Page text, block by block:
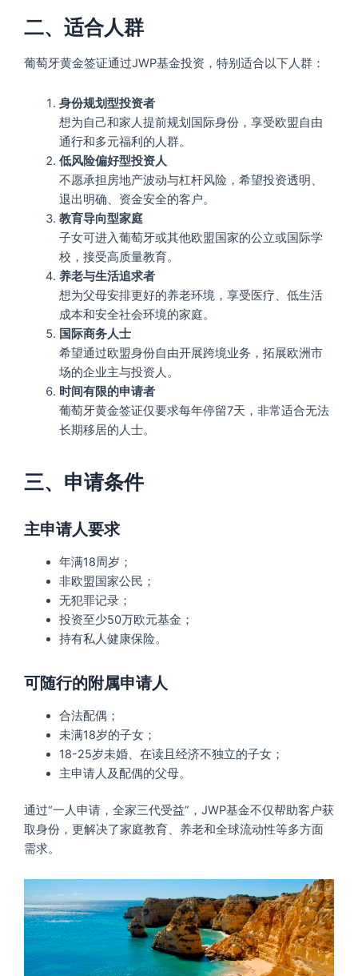
二、适合人群
葡萄牙黄金签证通过JWP基金投资，特别适合以下人群：
身份规划型投资者
想为自己和家人提前规划国际身份，享受欧盟自由
通行和多元福利的人群。
低风险偏好型投资人
不愿承担房地产波动与杠杆风险，希望投资透明、
退出明确、资金安全的客户。
教育导向型家庭
子女可进入葡萄牙或其他欧盟国家的公立或国际学
校，接受高质量教育。
养老与生活追求者
想为父母安排更好的养老环境，享受医疗、低生活
成本和安全社会环境的家庭。
国际商务人士
希望通过欧盟身份自由开展跨境业务，拓展欧洲市
场的企业主与投资人。
时间有限的申请者
葡萄牙黄金签证仅要求每年停留7天，非常适合无法
长期移居的人士。
三、申请条件
主申请人要求
年满18周岁；
非欧盟国家公民；
无犯罪记录；
投资至少50万欧元基金；
持有私人健康保险。
可随行的附属申请人
合法配偶；
未满18岁的子女；
18-25岁未婚、在读且经济不独立的子女；
主申请人及配偶的父母。
通过“一人申请，全家三代受益”，JWP基金不仅帮助客户获
取身份，更解决了家庭教育、养老和全球流动性等多方面
需求。